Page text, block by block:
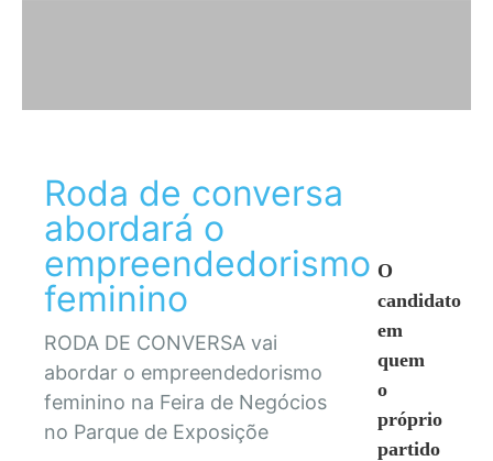
Roda de conversa
abordará o
empreendedorismo
feminino
RODA DE CONVERSA vai
abordar o empreendedorismo
feminino na Feira de Negócios
no Parque de Exposiçõe
O
candidato
em
quem
o
próprio
partido